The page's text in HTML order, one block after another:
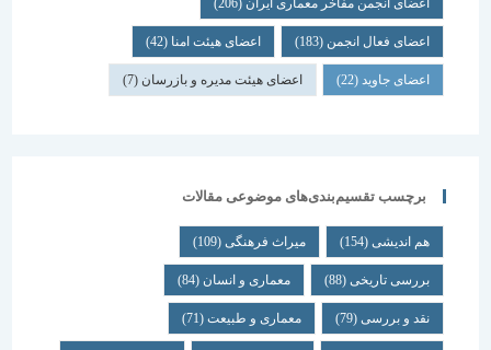
اعضای انجمن مفاخر معماری ایران (206)
اعضای فعال انجمن(183) اعضای هیئت امنا(42)
اعضای جاوید(22) اعضای هیئت مدیره و بازرسان(7)
برچسب تقسیم‌بندی‌های موضوعی مقالات
هم اندیشی (154) میراث فرهنگی (109)
بررسی تاریخی (88) معماری و انسان (84)
نقد و بررسی (79) معماری و طبیعت (71)